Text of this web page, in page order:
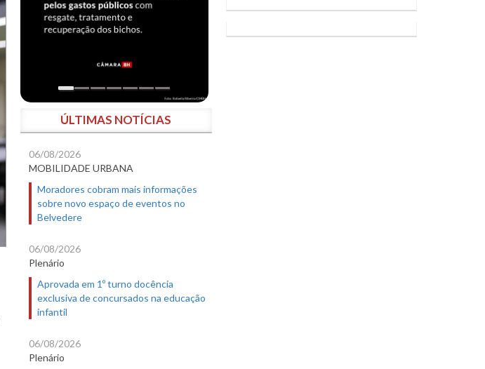
ÚLTIMAS NOTÍCIAS
06/08/2026
MOBILIDADE URBANA
Moradores cobram mais informações
sobre novo espaço de eventos no
Belvedere
06/08/2026
Plenário
Aprovada em 1º turno docência
exclusiva de concursados na educação
infantil
06/08/2026
Plenário